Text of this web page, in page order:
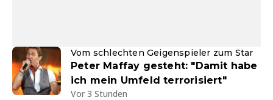
Vom schlechten Geigenspieler zum Star
Peter Maffay gesteht: "Damit habe
ich mein Umfeld terrorisiert"
Vor 3 Stunden